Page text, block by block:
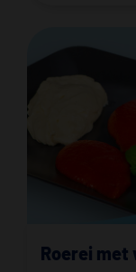
Roerei met